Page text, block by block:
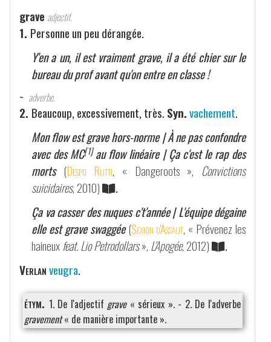
grave adjectif.
1. Personne un peu dérangée.
Y'en a un, il est vraiment grave, il a été chier sur le
bureau du prof avant qu'on entre en classe !
~ adverbe.
2. Beaucoup, excessivement, très. Syn.vachement.
Mon flow est grave hors-norme | À ne pas confondre
avec des MC[1]au flow linéaire | Ça c'est le rap des
morts (Despo Rutti, « Dangeroots », Convictions
suicidaires, 2010)
.
Ça va casser des nuques c't'année | L'équipe dégaine
elle est grave swaggée (Sexion d'Assaut, « Prévenez les
haineux feat. Lio Petrodollars», L'Apogée, 2012)
.
Verlanveugra.
étym. 1. De l'adjectif grave« sérieux ». - 2. De l'adverbe
gravement« de manière importante ».